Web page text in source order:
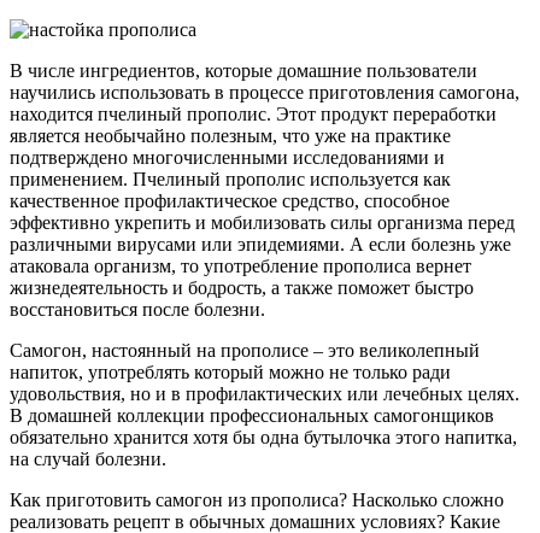
В числе ингредиентов, которые домашние пользователи
научились использовать в процессе приготовления самогона,
находится пчелиный прополис. Этот продукт переработки
является необычайно полезным, что уже на практике
подтверждено многочисленными исследованиями и
применением. Пчелиный прополис используется как
качественное профилактическое средство, способное
эффективно укрепить и мобилизовать силы организма перед
различными вирусами или эпидемиями. А если болезнь уже
атаковала организм, то употребление прополиса вернет
жизнедеятельность и бодрость, а также поможет быстро
восстановиться после болезни.
Самогон, настоянный на прополисе – это великолепный
напиток, употреблять который можно не только ради
удовольствия, но и в профилактических или лечебных целях.
В домашней коллекции профессиональных самогонщиков
обязательно хранится хотя бы одна бутылочка этого напитка,
на случай болезни.
Как приготовить самогон из прополиса? Насколько сложно
реализовать рецепт в обычных домашних условиях? Какие